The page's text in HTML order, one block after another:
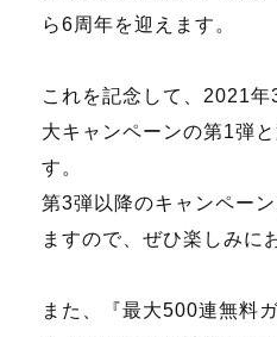
ら6周年を迎えます。
これを記念して、2021
大キャンペーンの第1弾
す。
第3弾以降のキャンペー
ますので、ぜひ楽しみに
また、『最大500連無料